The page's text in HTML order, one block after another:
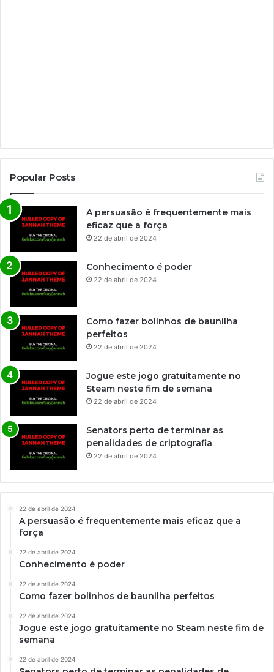
Popular Posts
A persuasão é frequentemente mais
eficaz que a força
22 de abril de 2024
Conhecimento é poder
22 de abril de 2024
Como fazer bolinhos de baunilha
perfeitos
22 de abril de 2024
Jogue este jogo gratuitamente no
Steam neste fim de semana
22 de abril de 2024
Senators perto de terminar as
penalidades de criptografia
22 de abril de 2024
22 de abril de 2024
A persuasão é frequentemente mais eficaz que a
força
22 de abril de 2024
Conhecimento é poder
22 de abril de 2024
Como fazer bolinhos de baunilha perfeitos
22 de abril de 2024
Jogue este jogo gratuitamente no Steam neste fim de
semana
22 de abril de 2024